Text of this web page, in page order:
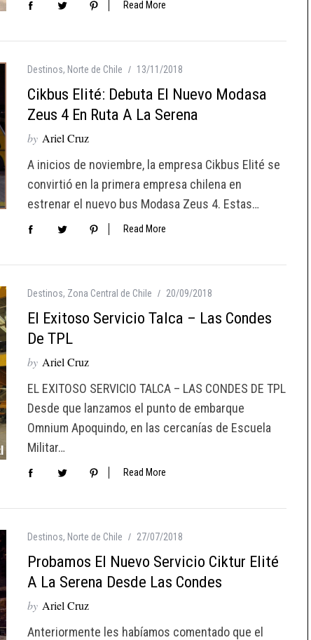
Read More
Destinos, Norte de Chile 13/11/2018
Cikbus Elité: Debuta El Nuevo Modasa
Zeus 4 En Ruta A La Serena
by Ariel Cruz
A inicios de noviembre, la empresa Cikbus Elité se
convirtió en la primera empresa chilena en
estrenar el nuevo bus Modasa Zeus 4. Estas…
Read More
Destinos, Zona Central de Chile 20/09/2018
El Exitoso Servicio Talca – Las Condes
De TPL
by Ariel Cruz
EL EXITOSO SERVICIO TALCA – LAS CONDES DE TPL
Desde que lanzamos el punto de embarque
Omnium Apoquindo, en las cercanías de Escuela
Militar…
Read More
Destinos, Norte de Chile 27/07/2018
Probamos El Nuevo Servicio Ciktur Elité
A La Serena Desde Las Condes
by Ariel Cruz
Anteriormente les habíamos comentado que el